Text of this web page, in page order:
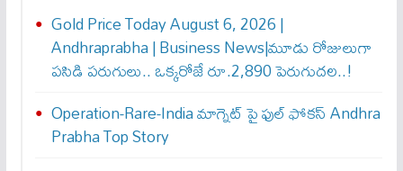
Gold Price Today August 6, 2026 |
Andhraprabha | Business News|మూడు రోజులుగా
పసిడి పరుగులు.. ఒక్కరోజే రూ.2,890 పెరుగుద‌ల‌..!
Operation-Rare-India మాగ్నెట్ పై ఫుల్ ఫోక‌స్ Andhra
Prabha Top Story